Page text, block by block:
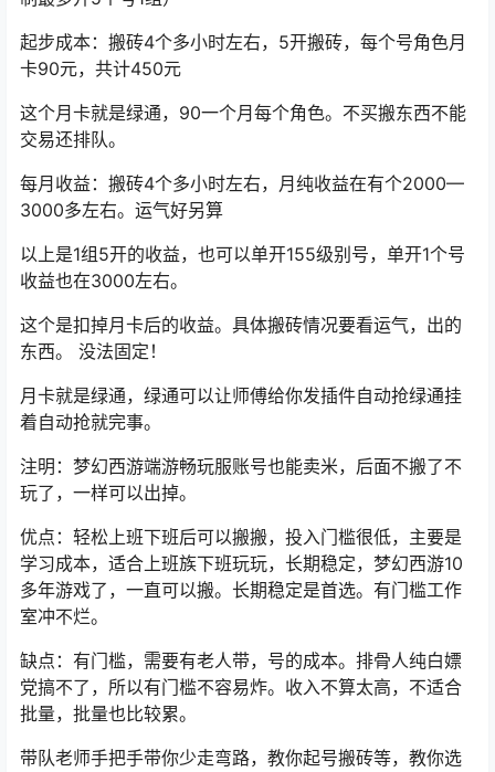
起步成本：搬砖4个多小时左右，5开搬砖，每个号角色月
卡90元，共计450元
这个月卡就是绿通，90一个月每个角色。不买搬东西不能
交易还排队。
每月收益：搬砖4个多小时左右，月纯收益在有个2000—
3000多左右。运气好另算
以上是1组5开的收益，也可以单开155级别号，单开1个号
收益也在3000左右。
这个是扣掉月卡后的收益。具体搬砖情况要看运气，出的
东西。 没法固定！
月卡就是绿通，绿通可以让师傅给你发插件自动抢绿通挂
着自动抢就完事。
注明：梦幻西游端游畅玩服账号也能卖米，后面不搬了不
玩了，一样可以出掉。
优点：轻松上班下班后可以搬搬，投入门槛很低，主要是
学习成本，适合上班族下班玩玩，长期稳定，梦幻西游10
多年游戏了，一直可以搬。长期稳定是首选。有门槛工作
室冲不烂。
缺点：有门槛，需要有老人带，号的成本。排骨人纯白嫖
党搞不了，所以有门槛不容易炸。收入不算太高，不适合
批量，批量也比较累。
带队老师手把手带你少走弯路，教你起号搬砖等，教你选